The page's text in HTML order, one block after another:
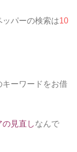
パーの検索は10
ーワードをお借
見直しなんで